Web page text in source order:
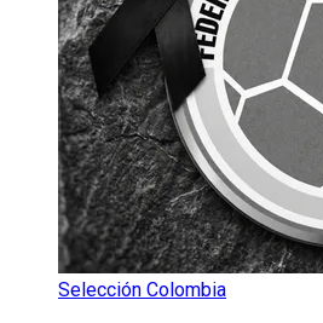
Selección Colombia